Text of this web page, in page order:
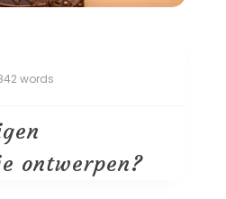
words
ontwerpen?